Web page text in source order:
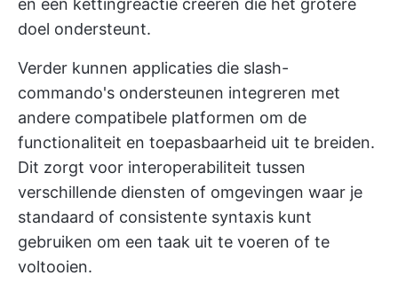
doel ondersteunt.
Verder kunnen applicaties die slash-
commando's ondersteunen integreren met
andere compatibele platformen om de
functionaliteit en toepasbaarheid uit te breiden.
Dit zorgt voor interoperabiliteit tussen
verschillende diensten of omgevingen waar je
standaard of consistente syntaxis kunt
gebruiken om een taak uit te voeren of te
voltooien.